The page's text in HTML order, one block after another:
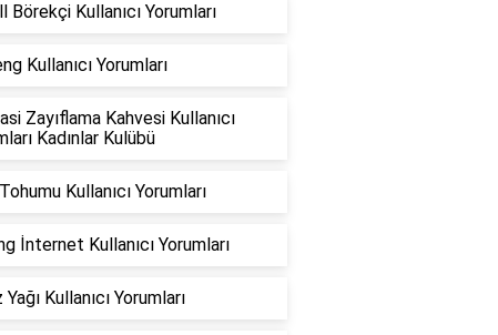
Börekçi Kullanıcı Yorumları
Kullanıcı Yorumları
Zayıflama Kahvesi Kullanıcı
Kadınlar Kulübü
Kullanıcı Yorumları
İnternet Kullanıcı Yorumları
Kullanıcı Yorumları